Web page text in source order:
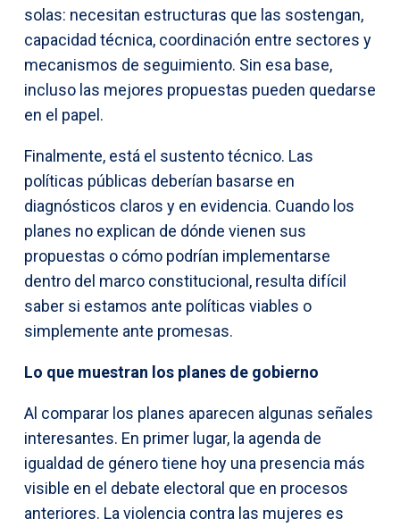
solas: necesitan estructuras que las sostengan,
capacidad técnica, coordinación entre sectores y
mecanismos de seguimiento. Sin esa base,
incluso las mejores propuestas pueden quedarse
en el papel.
Finalmente, está el sustento técnico. Las
políticas públicas deberían basarse en
diagnósticos claros y en evidencia. Cuando los
planes no explican de dónde vienen sus
propuestas o cómo podrían implementarse
dentro del marco constitucional, resulta difícil
saber si estamos ante políticas viables o
simplemente ante promesas.
Lo que muestran los planes de gobierno
Al comparar los planes aparecen algunas señales
interesantes. En primer lugar, la agenda de
igualdad de género tiene hoy una presencia más
visible en el debate electoral que en procesos
anteriores. La violencia contra las mujeres es